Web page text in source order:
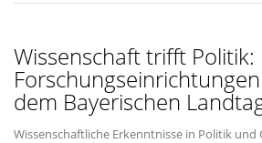
Wissenschaft trifft Politik:
dem Bayerischen
Wissenschaftliche Erkenntnisse in Politik und